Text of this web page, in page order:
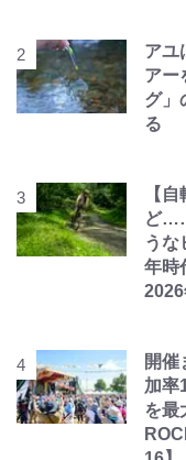
アユ
アー
グ」
る
【
ど
うな
年時
開催
加率
を最